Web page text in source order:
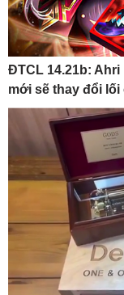
ĐTCL 14.21b:
mới sẽ thay đổi